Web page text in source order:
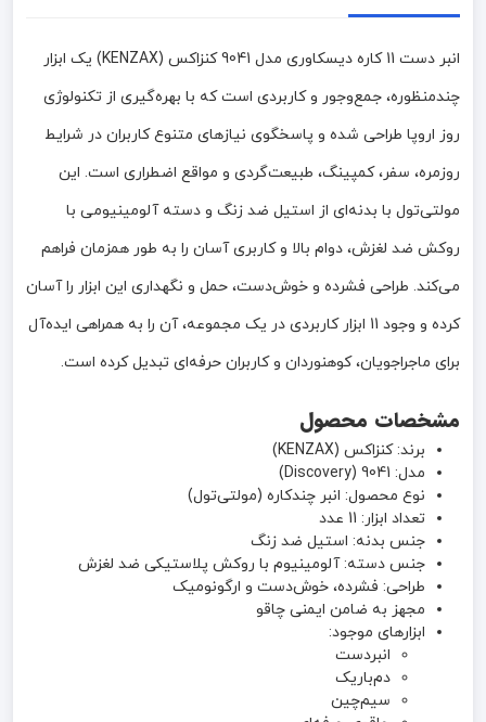
انبر دست 11 کاره دیسکاوری مدل 9041 کنزاکس (KENZAX) یک ابزار
چندمنظوره، جمع‌وجور و کاربردی است که با بهره‌گیری از تکنولوژی
روز اروپا طراحی شده و پاسخگوی نیازهای متنوع کاربران در شرایط
روزمره، سفر، کمپینگ، طبیعت‌گردی و مواقع اضطراری است. این
مولتی‌تول با بدنه‌ای از استیل ضد زنگ و دسته آلومینیومی با
روکش ضد لغزش، دوام بالا و کاربری آسان را به طور همزمان فراهم
می‌کند. طراحی فشرده و خوش‌دست، حمل و نگهداری این ابزار را آسان
کرده و وجود 11 ابزار کاربردی در یک مجموعه، آن را به همراهی ایده‌آل
برای ماجراجویان، کوهنوردان و کاربران حرفه‌ای تبدیل کرده است.
مشخصات محصول
برند: کنزاکس (KENZAX)
مدل: 9041 (Discovery)
نوع محصول: انبر چندکاره (مولتی‌تول)
تعداد ابزار: 11 عدد
جنس بدنه: استیل ضد زنگ
جنس دسته: آلومینیوم با روکش پلاستیکی ضد لغزش
طراحی: فشرده، خوش‌دست و ارگونومیک
مجهز به ضامن ایمنی چاقو
ابزارهای موجود:
انبردست
دم‌باریک
سیم‌چین